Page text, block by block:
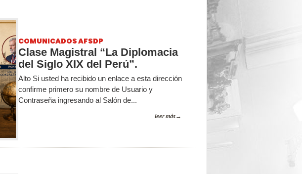
COMUNICADOS AFSDP
Clase Magistral “La Diplomacia
del Siglo XIX del Perú”.
Alto Si usted ha recibido un enlace a esta dirección
confirme primero su nombre de Usuario y
Contraseña ingresando al Salón de...
leer más